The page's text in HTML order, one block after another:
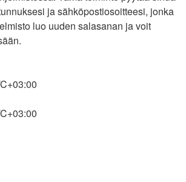
ja sähköpostiosoitteesi, jonka
luo uuden salasanan ja voit